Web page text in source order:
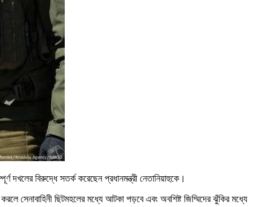
দখলের বিরুদ্ধে সতর্ক করেছেন প্রধানমন্ত্রী নেতানিয়াহুকে।
সেনাবাহিনী ছিটমহলের মধ্যে আটকা পড়বে এবং অবশিষ্ট জিম্মিদের ঝুঁকির মধ্যে